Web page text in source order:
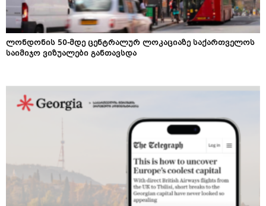
ლონდონის 50-მდე ცენტრალურ ლოკაციაზე საქართველოს
საიმიჯო ვიზუალები განთავსდა